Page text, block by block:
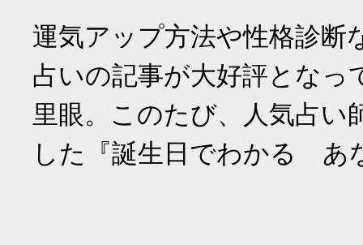
運気アップ方法や性格診断
占いの記事が大好評となっ
里眼。このたび、人気占い
した『誕生日でわかる あ